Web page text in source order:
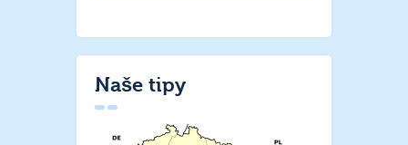
Naše tipy